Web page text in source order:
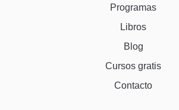
Programas
Libros
Blog
Cursos gratis
Contacto